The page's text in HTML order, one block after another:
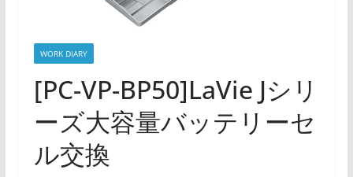
WORK DIARY
[PC-VP-BP50]LaVie Jシリ
ーズ大容量バッテリーセ
ル交換